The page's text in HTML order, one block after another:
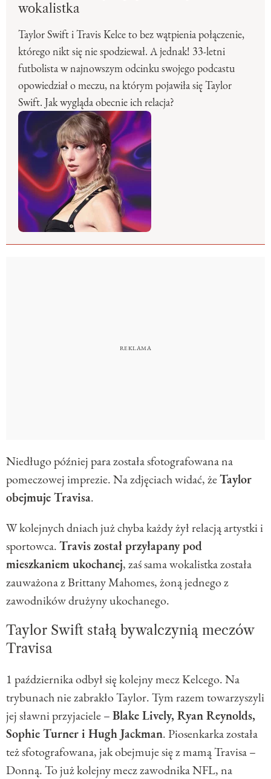
wokalistka
Taylor Swift i Travis Kelce to bez wątpienia połączenie,
którego nikt się nie spodziewał. A jednak! 33-letni
futbolista w najnowszym odcinku swojego podcastu
opowiedział o meczu, na którym pojawiła się Taylor
Swift. Jak wygląda obecnie ich relacja?
Niedługo później para została sfotografowana na
pomeczowej imprezie. Na zdjęciach widać, żeTaylor
obejmuje Travisa.
W kolejnych dniach już chyba każdy żył relacją artystki i
sportowca.Travis został przyłapany pod
mieszkaniem ukochanej, zaś sama wokalistka została
zauważona z Brittany Mahomes, żoną jednego z
zawodników drużyny ukochanego.
Taylor Swift stałą bywalczynią meczów
Travisa
1 października odbył się kolejny mecz Kelcego. Na
trybunach nie zabrakło Taylor. Tym razem towarzyszyli
jej sławni przyjaciele –Blake Lively, Ryan Reynolds,
Sophie Turner i Hugh Jackman. Piosenkarka została
też sfotografowana, jak obejmuje się z mamą Travisa –
Donną. To już kolejny mecz zawodnika NFL, na